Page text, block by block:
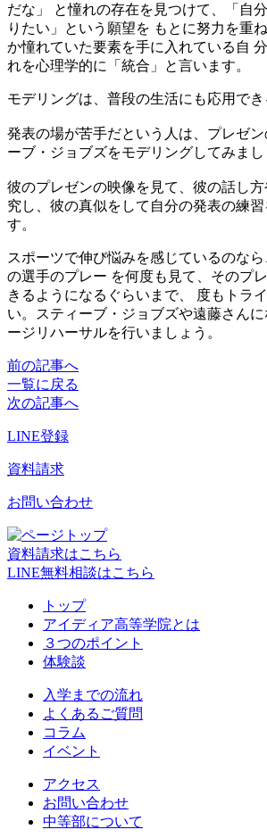
だな」 と憧れの存在を見つけて、「自
りたい」という願望を もとに努力を重
か憧れていた要素を手に入れている自
れを心理学的に「統合」と言います。
モデリングは、普段の生活にも応用でき
発表の場が苦手だという人は、プレゼ
ーブ・ジョブズをモデリングしてみまし
彼のプレゼンの映像を見て、彼の話し
究し、彼の真似をして自分の発表の練
す。
スポーツで伸び悩みを感じているのな
の選手のプレー を何度も見て、そのプ
きるようになるぐらいまで、 度もトラ
い。スティーブ・ジョブズや遠藤さん
ージリハーサルを行いましょう。
前の記事へ
一覧に戻る
次の記事へ
LINE登録
資料請求
お問い合わせ
資料請求はこちら
LINE無料相談はこちら
トップ
アイディア高等学院とは
３つのポイント
体験談
入学までの流れ
よくあるご質問
コラム
イベント
アクセス
お問い合わせ
中等部について